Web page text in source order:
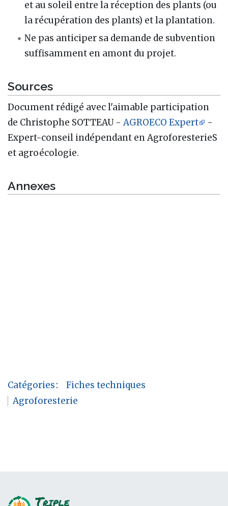
et au soleil entre la réception des plants (ou
la récupération des plants) et la plantation.
Ne pas anticiper sa demande de subvention
suffisamment en amont du projet.
Sources
Document rédigé avec l'aimable participation
de Christophe SOTTEAU -AGROECO Expert
-
Expert-conseil indépendant en AgroforesterieS
et agroécologie.
Annexes
Catégories:
Fiches techniques
Agroforesterie